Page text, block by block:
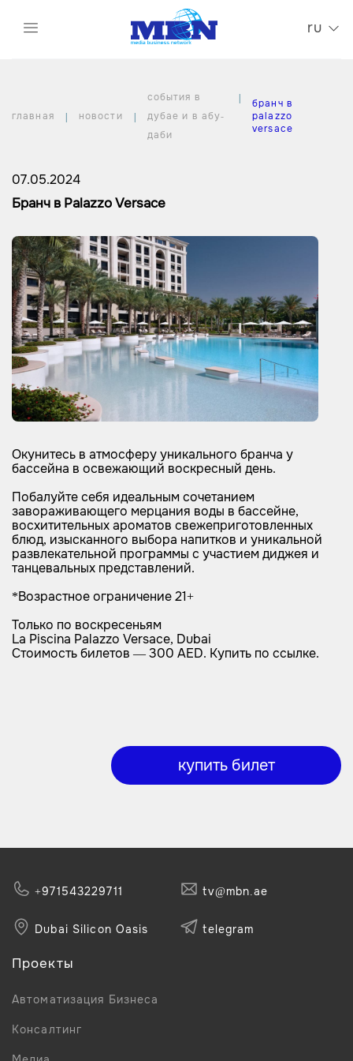
ru
главная новости
события в
дубае и в абу-
даби
бранч в
palazzo
versace
07.05.2024
Бранч в Palazzo Versace
Окунитесь в атмосферу уникального бранча у
бассейна в освежающий воскресный день.
Побалуйте себя идеальным сочетанием
завораживающего мерцания воды в бассейне,
восхитительных ароматов свежеприготовленных
блюд, изысканного выбора напитков и уникальной
развлекательной программы с участием диджея и
танцевальных представлений.
*Возрастное ограничение 21+
Только по воскресеньям
La Piscina Palazzo Versacе, Dubai
Стоимость билетов — 300 AED. Купить по ссылке.
купить билет
Проекты
Автоматизация Бизнеса
Консалтинг
+971543229711 tv@mbn.ae
Dubai Silicon Oasis telegram